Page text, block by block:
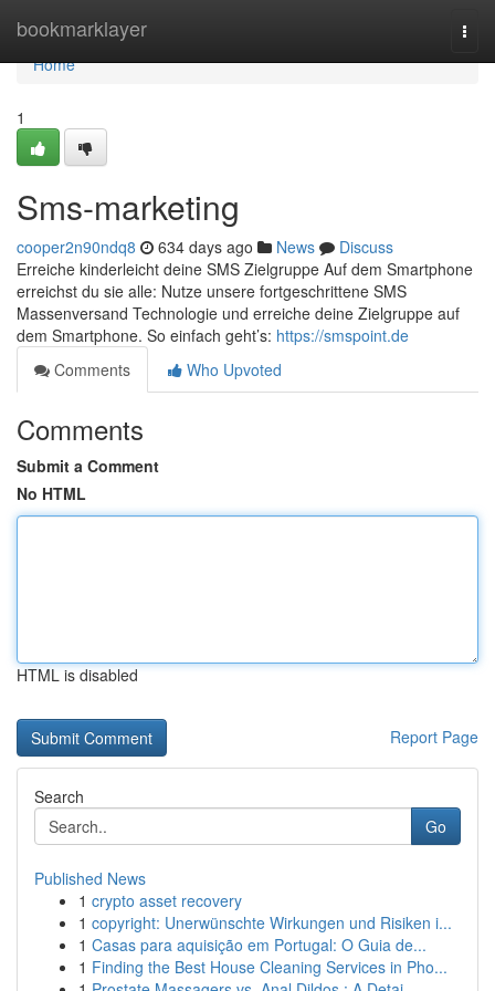
bookmarklayer
Home
Home
1
Sms-marketing
cooper2n90ndq8 634 days ago News
Discuss
Erreiche kinderleicht deine SMS Zielgruppe Auf dem Smartphone
erreichst du sie alle: Nutze unsere fortgeschrittene SMS
Massenversand Technologie und erreiche deine Zielgruppe auf
dem Smartphone. So einfach geht’s: https://smspoint.de
Comments
Who Upvoted
Comments
Submit a Comment
No HTML
HTML is disabled
Report Page
Search
Go
Published News
1 crypto asset recovery
1 copyright: Unerwünschte Wirkungen und Risiken i...
1 Casas para aquisição em Portugal: O Guia de...
1 Finding the Best House Cleaning Services in Pho...